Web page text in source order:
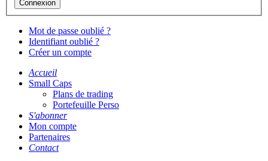
Mot de passe oublié ?
Identifiant oublié ?
Créer un compte
Accueil
Small Caps
Plans de trading
Portefeuille Perso
S'abonner
Mon compte
Partenaires
Contact